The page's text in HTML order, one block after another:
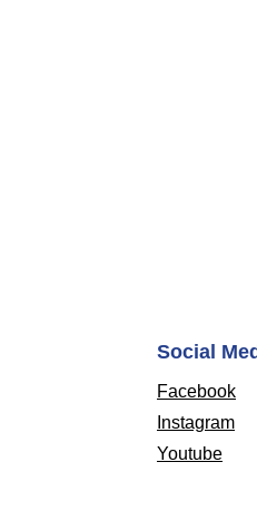
Social
Facebook
Instagram
Youtube